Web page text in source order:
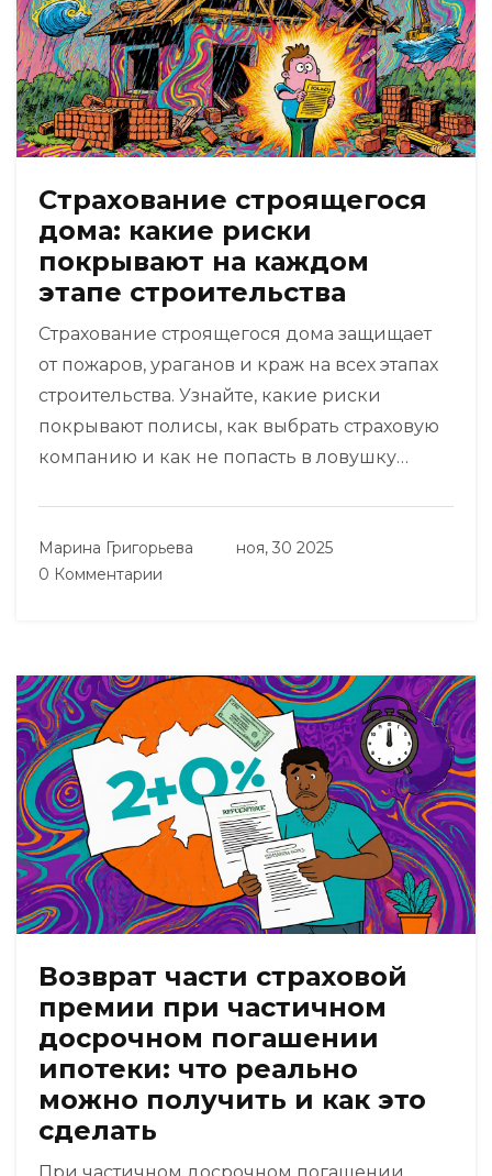
Страхование строящегося
дома: какие риски
покрывают на каждом
этапе строительства
Страхование строящегося дома защищает
от пожаров, ураганов и краж на всех этапах
строительства. Узнайте, какие риски
покрывают полисы, как выбрать страховую
компанию и как не попасть в ловушку
Марина Григорьева
ноя, 30 2025
0 Комментарии
Возврат части страховой
премии при частичном
досрочном погашении
ипотеки: что реально
можно получить и как это
сделать
При частичном досрочном погашении